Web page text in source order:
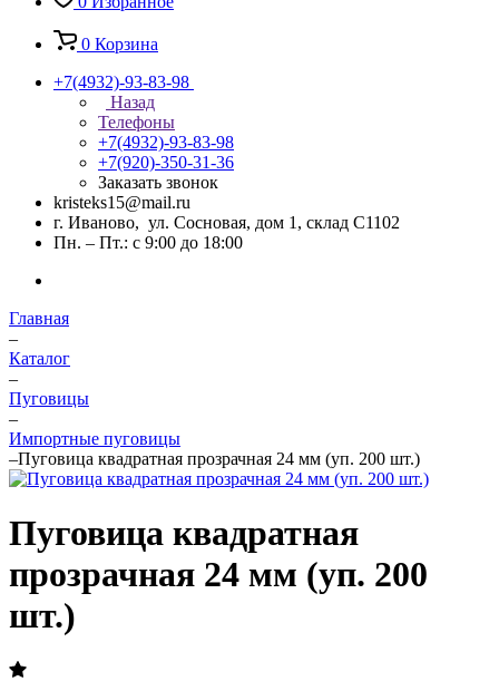
0 Корзина
+7(4932)-93-83-98
Назад
Телефоны
+7(4932)-93-83-98
+7(920)-350-31-36
Заказать звонок
kristeks15@mail.ru
г. Иваново, ул. Сосновая, дом 1, склад С1102
Пн. – Пт.: с 9:00 до 18:00
Главная
–
Каталог
–
Пуговицы
–
Импортные пуговицы
–Пуговица квадратная прозрачная 24 мм (уп. 200 шт.)
Пуговица квадратная
прозрачная 24 мм (уп. 200
шт.)